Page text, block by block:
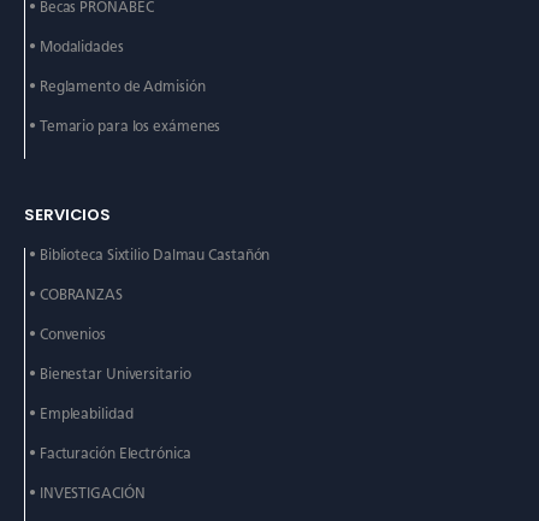
• Becas PRONABEC
• Modalidades
• Reglamento de Admisión
• Temario para los exámenes
SERVICIOS
• Biblioteca Sixtilio DalmauCastañón
• COBRANZAS
• Convenios
• Bienestar Universitario
• Empleabilidad
• Facturación Electrónica
• INVESTIGACIÓN